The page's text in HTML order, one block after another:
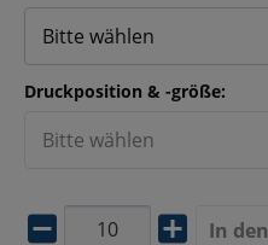
Bitte wählen
Druckposition & -größe:
Bitte wählen
In den